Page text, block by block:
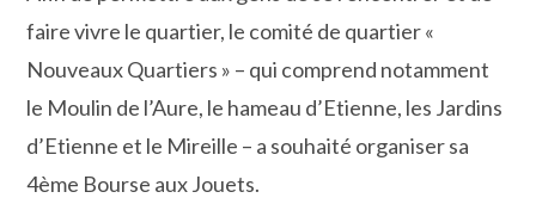
faire vivre le quartier, le comité de quartier «
Nouveaux Quartiers » – qui comprend notamment
le Moulin de l’Aure, le hameau d’Etienne, les Jardins
d’Etienne et le Mireille – a souhaité organiser sa
4ème Bourse aux Jouets.